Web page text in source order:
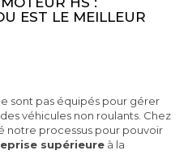
EST LE MEILLEUR
sont pas équipés pour gérer
véhicules non roulants. Chez
notre processus pour pouvoir
supérieure à la